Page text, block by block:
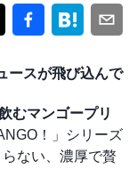
ースが飛び込んで
飲むマンゴープリ
！」シリーズ
ない、濃厚で贅